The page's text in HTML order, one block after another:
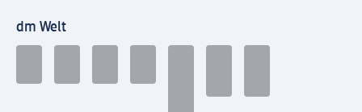
dm Welt